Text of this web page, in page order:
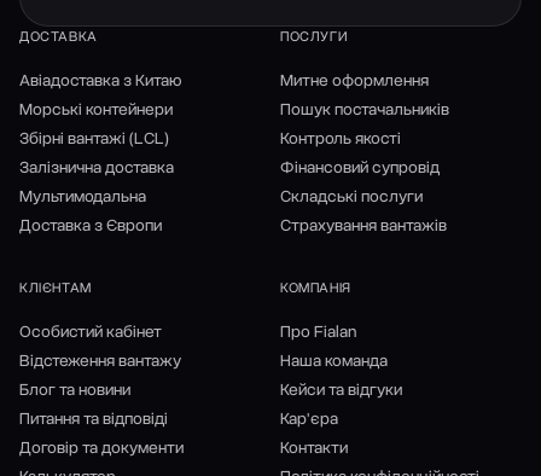
ДОСТАВКА
Авіадоставка з Китаю
Морські контейнери
Збірні вантажі (LCL)
Залізнична доставка
Мультимодальна
Доставка з Європи
ПОСЛУГИ
Митне оформлення
Пошук постачальників
Контроль якості
Фінансовий супровід
Складські послуги
Страхування вантажів
КЛІЄНТАМ
Особистий кабінет
Відстеження вантажу
Блог та новини
Питання та відповіді
Договір та документи
КОМПАНІЯ
Про Fialan
Наша команда
Кейси та відгуки
Кар'єра
Контакти